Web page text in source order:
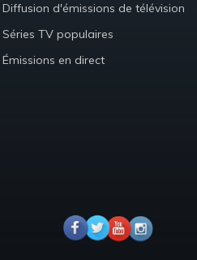
Diffusion d'émissions de télévision
Séries TV populaires
Émissions en direct